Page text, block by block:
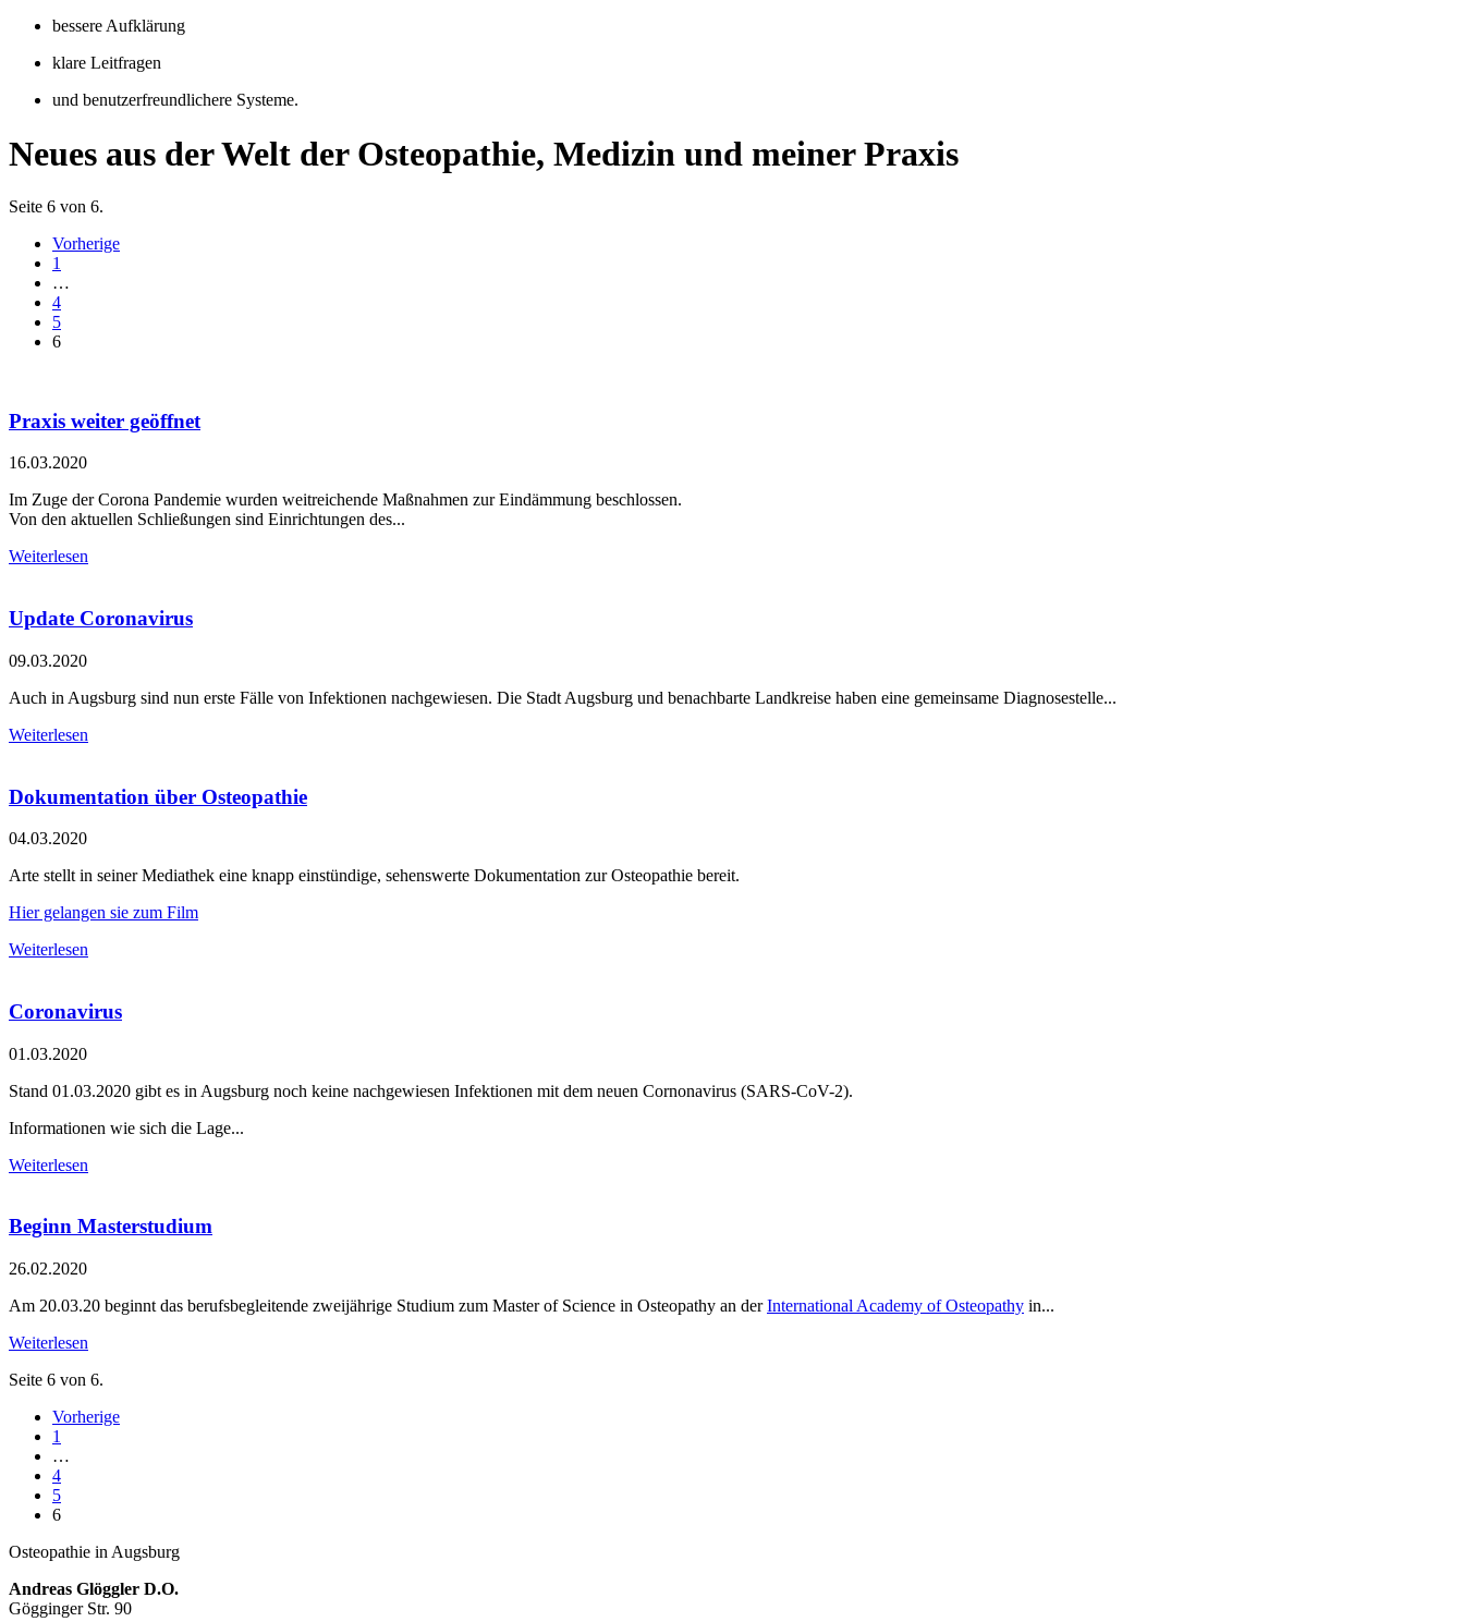
bessere Aufklärung
klare Leitfragen
und benutzerfreundlichere Systeme.
Neues aus der Welt der Osteopathie, Medizin und meiner Praxis
Seite 6 von 6.
Vorherige
1
…
4
5
6
Praxis weiter geöffnet
16.03.2020
Im Zuge der Corona Pandemie wurden weitreichende Maßnahmen zur Eindämmung beschlossen.
Von den aktuellen Schließungen sind Einrichtungen des...
Weiterlesen
Update Coronavirus
09.03.2020
Auch in Augsburg sind nun erste Fälle von Infektionen nachgewiesen. Die Stadt Augsburg und benachbarte Landkreise haben eine gemeinsame Diagnosestelle...
Weiterlesen
Dokumentation über Osteopathie
04.03.2020
Arte stellt in seiner Mediathek eine knapp einstündige, sehenswerte Dokumentation zur Osteopathie bereit.
Hier gelangen sie zum Film
Weiterlesen
Coronavirus
01.03.2020
Stand 01.03.2020 gibt es in Augsburg noch keine nachgewiesen Infektionen mit dem neuen Cornonavirus (SARS-CoV-2).
Informationen wie sich die Lage...
Weiterlesen
Beginn Masterstudium
26.02.2020
Am 20.03.20 beginnt das berufsbegleitende zweijährige Studium zum Master of Science in Osteopathy an derInternational Academy of Osteopathy in...
Weiterlesen
Seite 6 von 6.
Vorherige
1
…
4
5
6
Osteopathie in Augsburg
Andreas Glöggler D.O.
Gögginger Str. 90